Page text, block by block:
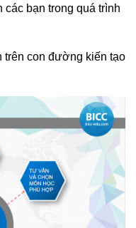
bạn trong quá trình
trên con đường kiến tạo